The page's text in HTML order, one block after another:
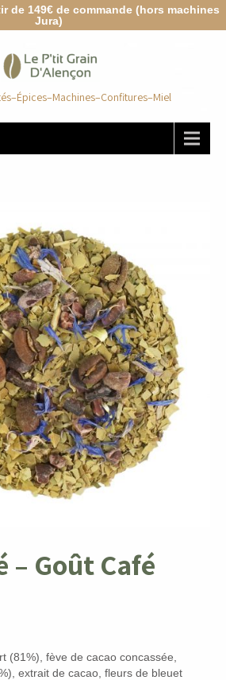
de 149€ de commande (hors machines
Jura)
– Goût Café
(81%), fève de cacao concassée,
extrait de cacao, fleurs de bleuet